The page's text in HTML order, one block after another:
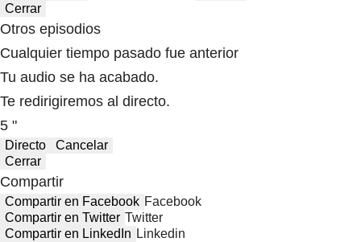
Cerrar
Otros episodios
Cualquier tiempo pasado fue anterior
Tu audio se ha acabado.
Te redirigiremos al directo.
5 "
Directo
Cancelar
Cerrar
Compartir
Compartir en Facebook Facebook
Compartir en Twitter Twitter
Compartir en LinkedIn Linkedin